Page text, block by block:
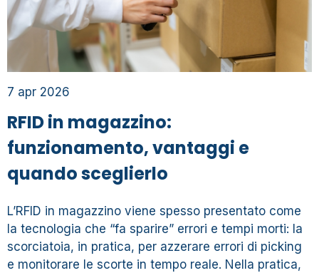
7 apr 2026
RFID in magazzino:
funzionamento, vantaggi e
quando sceglierlo
L’RFID in magazzino viene spesso presentato come
la tecnologia che “fa sparire” errori e tempi morti: la
scorciatoia, in pratica, per azzerare errori di picking
e monitorare le scorte in tempo reale. Nella pratica,